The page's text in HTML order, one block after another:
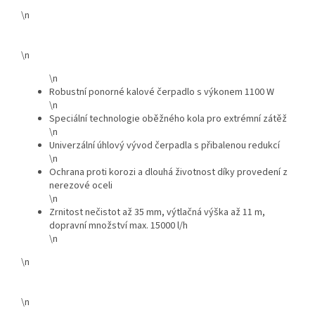
\n
\n
\n
Robustní ponorné kalové čerpadlo s výkonem 1100 W
\n
Speciální technologie oběžného kola pro extrémní zátěž
\n
Univerzální úhlový vývod čerpadla s přibalenou redukcí
\n
Ochrana proti korozi a dlouhá životnost díky provedení z
nerezové oceli
\n
Zrnitost nečistot až 35 mm, výtlačná výška až 11 m,
dopravní množství max. 15000 l/h
\n
\n
\n